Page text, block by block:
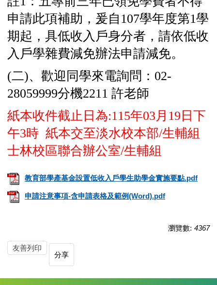
申請此項補助，爰自107學年度第1學
期起，具低收入戶身分者，請依低收
入戶學雜費減免辦法申請減免。
(二)、歡迎同學來電詢問：02-
28059999分機2211 許老師
紙本收件截止日為:115年03月19日下
午3時 紙本交至淡水校本部/生輔組
士林校區聯合辦公室/生輔組
教育部學產基金設置低收入戶學生助學金實施要點.pdf
申請注意事項-含申請表格及範例(Word).pdf
瀏覽數: 4367
友善列印
分享